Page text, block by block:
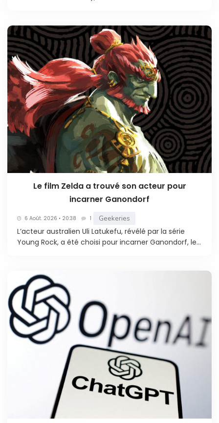
Le film Zelda a trouvé son acteur pour
incarner Ganondorf
6 Août. 2026 • 20:38 1 Geekeries
L’acteur australien Uli Latukefu, révélé par la série
Young Rock, a été choisi pour incarner Ganondorf, le...